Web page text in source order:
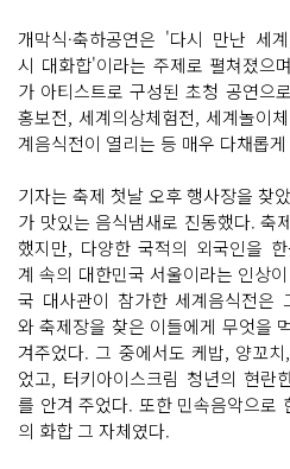
개막식·축하공연은 '다시 만난 세
시 대화합'이라는 주제로 펼쳐졌으
가 아티스트로 구성된 초청 공연으
홍보전, 세계의상체험전, 세계놀이
계음식전이 열리는 등 매우 다채롭
기자는 축제 첫날 오후 행사장을 찾
가 맛있는 음식냄새로 진동했다. 축
했지만, 다양한 국적의 외국인을
계 속의 대한민국 서울이라는 인상
국 대사관이 참가한 세계음식전은
와 축제장을 찾은 이들에게 무엇을
겨주었다. 그 중에서도 케밥, 양꼬
었고, 터키아이스크림 청년의 현란
를 안겨 주었다. 또한 민속음악으로
의 화합 그 자체였다.